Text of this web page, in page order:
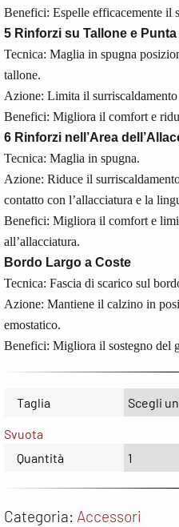
Benefici: Espelle efficacemente il
5 Rinforzi su Tallone e Punta
Tecnica: Maglia in spugna
tallone.
Azione: Limita il
Benefici: Migliora il comfort e
6 Rinforzi nell’Area
Tecnica: Maglia in spugna.
Azione: Riduce il
contatto con l’allacciatura e la
Benefici: Migliora il comfort e
all’allacciatura.
Bordo Largo a Coste
Tecnica: Fascia di scarico sul
Azione: Mantiene il calzino in
emostatico.
Benefici: Migliora il sostegno del
Taglia
Svuota
Quantità
Categoria: Accessori